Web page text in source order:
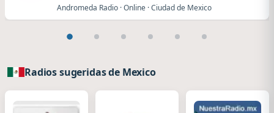
Andromeda Radio · Online · Ciudad de Mexico
Radios sugeridas de Mexico